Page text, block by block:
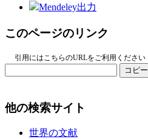
Mendeley出力
このページのリンク
引用にはこちらのURLをご利用ください
コピー
他の検索サイト
世界の文献